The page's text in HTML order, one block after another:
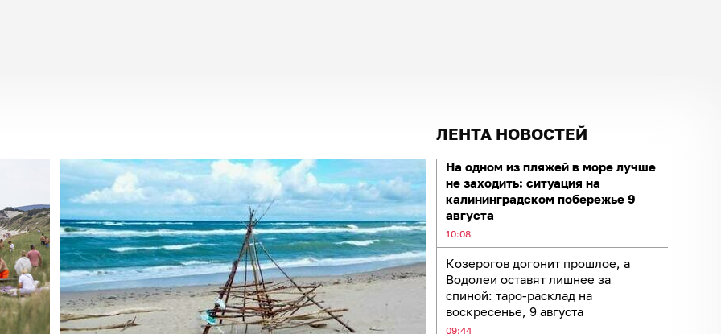
ЛЕНТА НОВОСТЕЙ
На одном из пляжей в море лучше
не заходить: ситуация на
калининградском побережье 9
августа
10:08
Козерогов догонит прошлое, а
Водолеи оставят лишнее за
спиной: таро-расклад на
воскресенье, 9 августа
09:44